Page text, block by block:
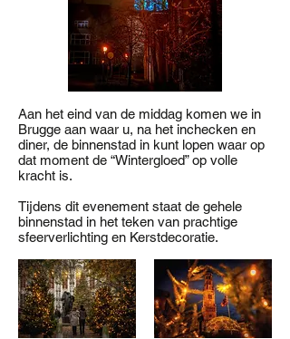
Aan het eind van de middag komen we in
Brugge aan waar u, na het inchecken en
diner, de binnenstad in kunt lopen waar op
dat moment de “Wintergloed” op volle
kracht is.
Tijdens dit evenement staat de gehele
binnenstad in het teken van prachtige
sfeerverlichting en Kerstdecoratie.